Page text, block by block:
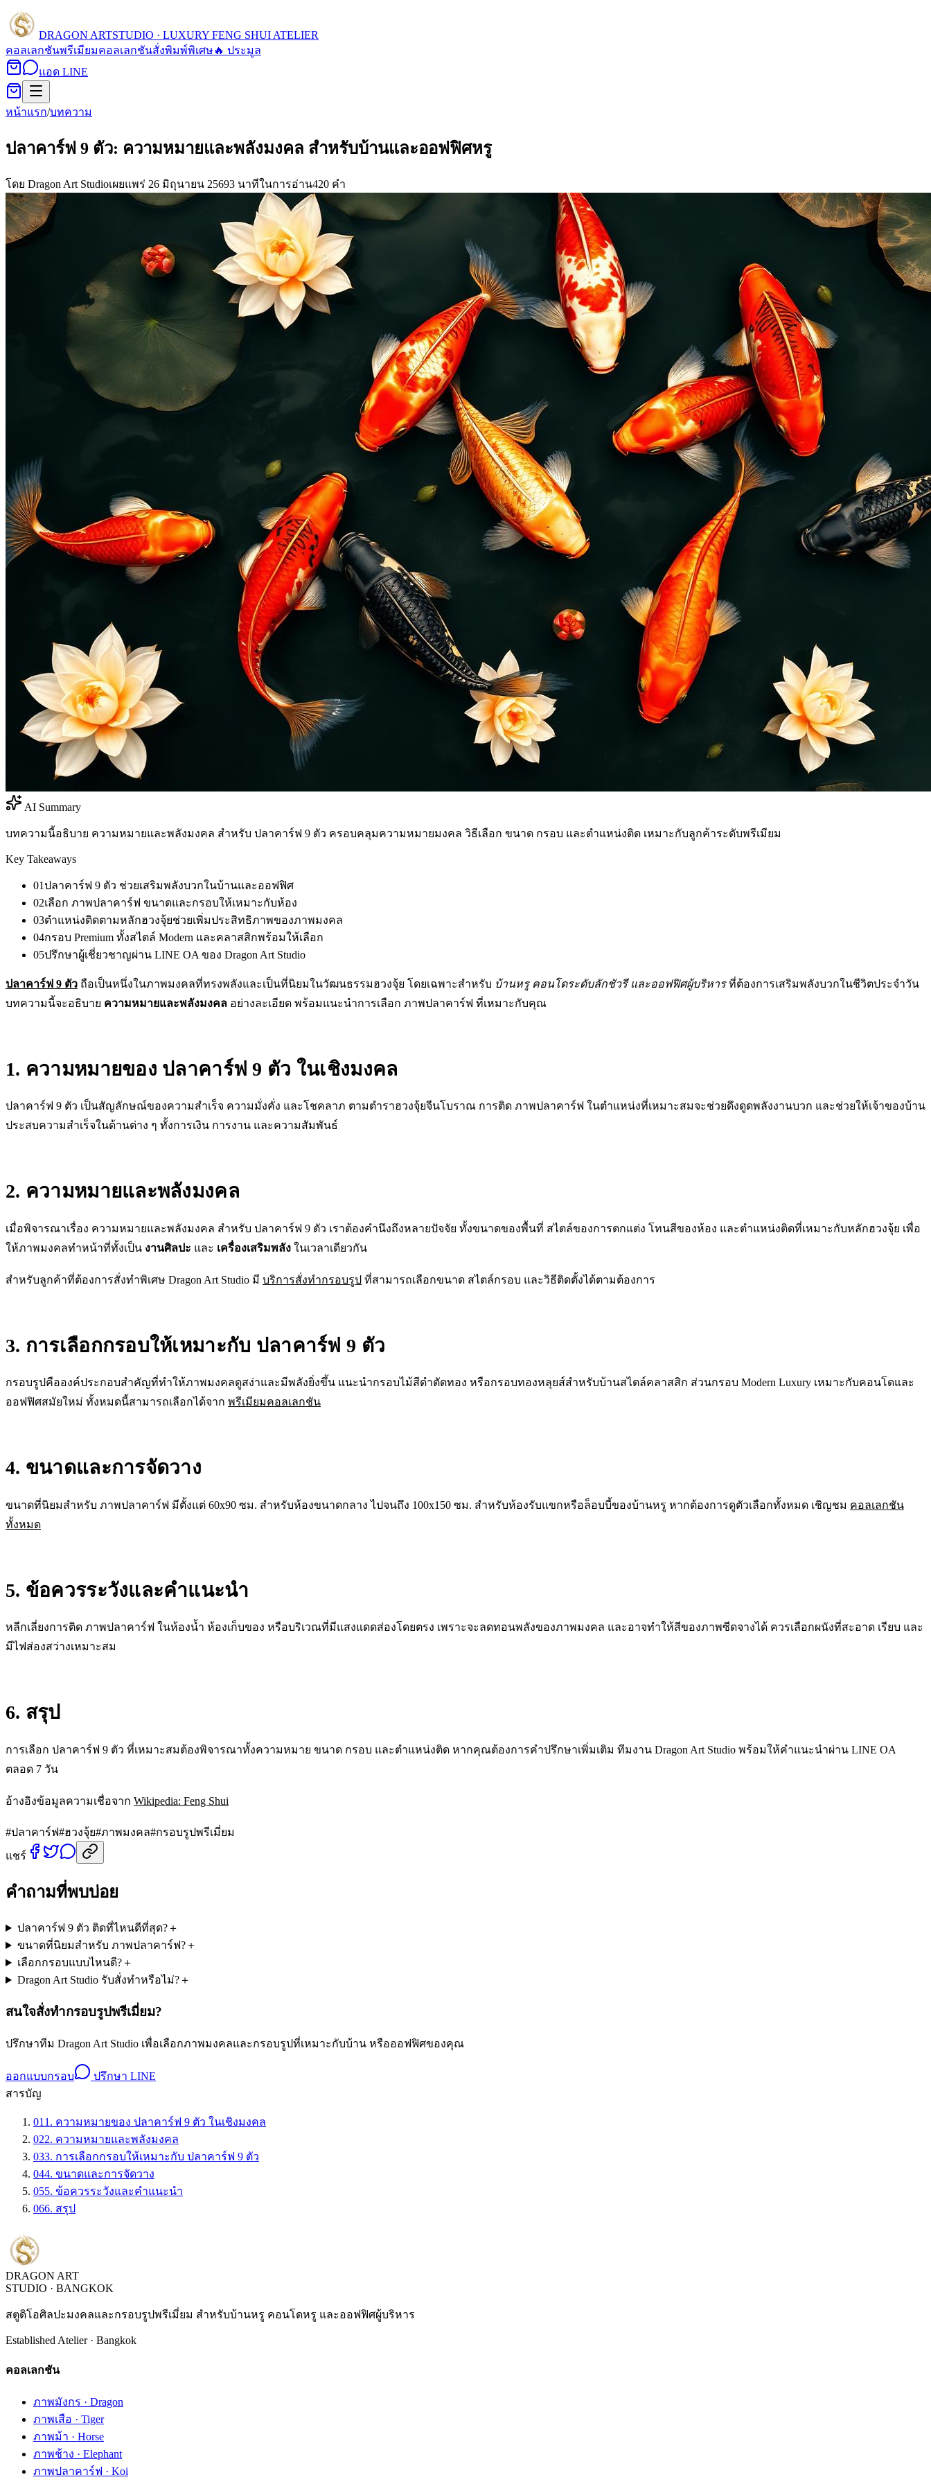
DRAGON ARTSTUDIO · LUXURY FENG SHUI ATELIER
คอลเลกชันพรีเมียมคอลเลกชันสั่งพิมพ์พิเศษ 🔥 ประมูล
แอด LINE
หน้าแรก/บทความ
ปลาคาร์ฟ 9 ตัว: ความหมายและพลังมงคล สำหรับบ้านและออฟฟิศหรู
โดย Dragon Art Studioเผยแพร่ 26 มิถุนายน 25693 นาทีในการอ่าน420 คำ
AI Summary
บทความนี้อธิบาย ความหมายและพลังมงคล สำหรับ ปลาคาร์ฟ 9 ตัว ครอบคลุมความหมายมงคล วิธีเลือก ขนาด กรอบ และตำแหน่งติด เหมาะกับลูกค้าระดับพรีเมียม
Key Takeaways
01ปลาคาร์ฟ 9 ตัว ช่วยเสริมพลังบวกในบ้านและออฟฟิศ
02เลือก ภาพปลาคาร์ฟ ขนาดและกรอบให้เหมาะกับห้อง
03ตำแหน่งติดตามหลักฮวงจุ้ยช่วยเพิ่มประสิทธิภาพของภาพมงคล
04กรอบ Premium ทั้งสไตล์ Modern และคลาสสิกพร้อมให้เลือก
05ปรึกษาผู้เชี่ยวชาญผ่าน LINE OA ของ Dragon Art Studio
ปลาคาร์ฟ 9 ตัว ถือเป็นหนึ่งในภาพมงคลที่ทรงพลังและเป็นที่นิยมในวัฒนธรรมฮวงจุ้ย โดยเฉพาะสำหรับ บ้านหรู คอนโดระดับลักชัวรี และออฟฟิศผู้บริหารที่ต้องการเสริมพลังบวกในชีวิตประจำวัน
บทความนี้จะอธิบาย ความหมายและพลังมงคล อย่างละเอียด พร้อมแนะนำการเลือก ภาพปลาคาร์ฟ ที่เหมาะกับคุณ
1. ความหมายของ ปลาคาร์ฟ 9 ตัว ในเชิงมงคล
ปลาคาร์ฟ 9 ตัว เป็นสัญลักษณ์ของความสำเร็จ ความมั่งคั่ง และโชคลาภ ตามตำราฮวงจุ้ยจีนโบราณ การติด ภาพปลาคาร์ฟ ในตำแหน่งที่เหมาะสมจะช่วยดึงดูดพลังงานบวก และช่วยให้เจ้าของบ้าน
ประสบความสำเร็จในด้านต่าง ๆ ทั้งการเงิน การงาน และความสัมพันธ์
2. ความหมายและพลังมงคล
เมื่อพิจารณาเรื่อง ความหมายและพลังมงคล สำหรับ ปลาคาร์ฟ 9 ตัว เราต้องคำนึงถึงหลายปัจจัย ทั้งขนาดของพื้นที่ สไตล์ของการตกแต่ง โทนสีของห้อง และตำแหน่งติดที่เหมาะกับหลักฮวงจุ้ย เพื่อ
ให้ภาพมงคลทำหน้าที่ทั้งเป็น งานศิลปะ และ เครื่องเสริมพลัง ในเวลาเดียวกัน
สำหรับลูกค้าที่ต้องการสั่งทำพิเศษ Dragon Art Studio มี บริการสั่งทำกรอบรูป ที่สามารถเลือกขนาด สไตล์กรอบ และวิธีติดตั้งได้ตามต้องการ
3. การเลือกกรอบให้เหมาะกับ ปลาคาร์ฟ 9 ตัว
กรอบรูปคือองค์ประกอบสำคัญที่ทำให้ภาพมงคลดูสง่าและมีพลังยิ่งขึ้น แนะนำกรอบไม้สีดำตัดทอง หรือกรอบทองหลุยส์สำหรับบ้านสไตล์คลาสสิก ส่วนกรอบ Modern Luxury เหมาะกับคอนโดและ
ออฟฟิศสมัยใหม่ ทั้งหมดนี้สามารถเลือกได้จาก พรีเมียมคอลเลกชัน
4. ขนาดและการจัดวาง
ขนาดที่นิยมสำหรับ ภาพปลาคาร์ฟ มีตั้งแต่ 60x90 ซม. สำหรับห้องขนาดกลาง ไปจนถึง 100x150 ซม. สำหรับห้องรับแขกหรือล็อบบี้ของบ้านหรู หากต้องการดูตัวเลือกทั้งหมด เชิญชม คอลเลกชัน
ทั้งหมด
5. ข้อควรระวังและคำแนะนำ
หลีกเลี่ยงการติด ภาพปลาคาร์ฟ ในห้องน้ำ ห้องเก็บของ หรือบริเวณที่มีแสงแดดส่องโดยตรง เพราะจะลดทอนพลังของภาพมงคล และอาจทำให้สีของภาพซีดจางได้ ควรเลือกผนังที่สะอาด เรียบ และ
มีไฟส่องสว่างเหมาะสม
6. สรุป
การเลือก ปลาคาร์ฟ 9 ตัว ที่เหมาะสมต้องพิจารณาทั้งความหมาย ขนาด กรอบ และตำแหน่งติด หากคุณต้องการคำปรึกษาเพิ่มเติม ทีมงาน Dragon Art Studio พร้อมให้คำแนะนำผ่าน LINE OA
ตลอด 7 วัน
อ้างอิงข้อมูลความเชื่อจาก Wikipedia: Feng Shui
#ปลาคาร์ฟ#ฮวงจุ้ย#ภาพมงคล#กรอบรูปพรีเมี่ยม
แชร์
คำถามที่พบบ่อย
ปลาคาร์ฟ 9 ตัว ติดที่ไหนดีที่สุด?＋
ขนาดที่นิยมสำหรับ ภาพปลาคาร์ฟ?＋
เลือกกรอบแบบไหนดี?＋
Dragon Art Studio รับสั่งทำหรือไม่?＋
สนใจสั่งทำกรอบรูปพรีเมี่ยม?
ปรึกษาทีม Dragon Art Studio เพื่อเลือกภาพมงคลและกรอบรูปที่เหมาะกับบ้าน หรือออฟฟิศของคุณ
ออกแบบกรอบ
ปรึกษา LINE
สารบัญ
01 1. ความหมายของ ปลาคาร์ฟ 9 ตัว ในเชิงมงคล
022. ความหมายและพลังมงคล
033. การเลือกกรอบให้เหมาะกับ ปลาคาร์ฟ 9 ตัว
044. ขนาดและการจัดวาง
055. ข้อควรระวังและคำแนะนำ
066. สรุป
DRAGON ART
STUDIO · BANGKOK
สตูดิโอศิลปะมงคลและกรอบรูปพรีเมี่ยม สำหรับบ้านหรู คอนโดหรู และออฟฟิศผู้บริหาร
Established Atelier · Bangkok
คอลเลกชัน
ภาพมังกร · Dragon
ภาพเสือ · Tiger
ภาพม้า · Horse
ภาพช้าง · Elephant
ภาพปลาคาร์ฟ · Koi